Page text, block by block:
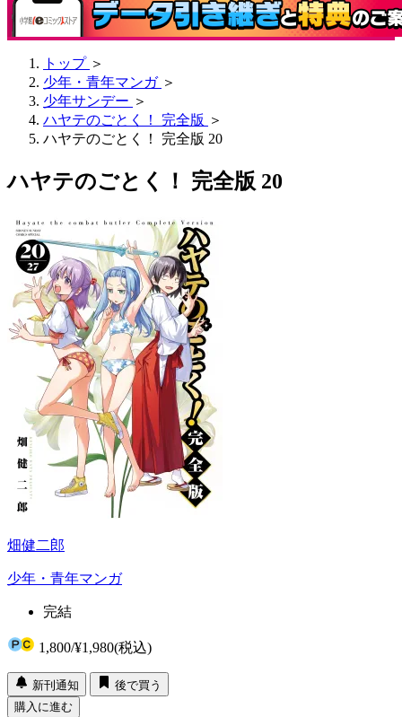
トップ ＞
少年・青年マンガ ＞
少年サンデー ＞
ハヤテのごとく！ 完全版 ＞
ハヤテのごとく！ 完全版 20
ハヤテのごとく！ 完全版 20
畑健二郎
少年・青年マンガ
完結
1,800/¥1,980(税込)
新刊通知
後で買う
購入に進む